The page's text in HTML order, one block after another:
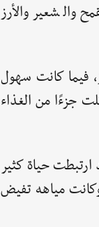
والشعير والأرز
فيما كانت سهول
جزءًا من الغذاء
حياة كثير
مياهه تفيض